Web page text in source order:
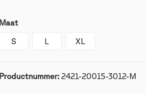
Maat
S L XL
Productnummer: 2421-20015-3012-M